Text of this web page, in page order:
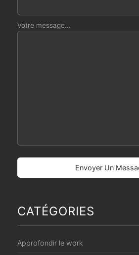
Votre message...
CATÉGORIES
Approfondir le work